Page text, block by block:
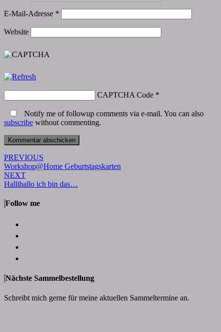
E-Mail-Adresse *
Website
CAPTCHA Code *
Notify me of followup comments via e-mail. You can also
subscribe without commenting.
Post
navigation
PREVIOUS
Workshop@Home Geburtstagskarten
NEXT
Hallihallo ich bin das…
Follow me
Nächste Sammelbestellung
Schreibt mich gerne für meine aktuellen Sammeltermine an.